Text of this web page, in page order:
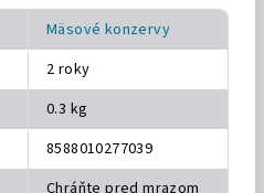
Mäsové konzervy
2 roky
0.3 kg
8588010277039
Chráňte pred mrazom